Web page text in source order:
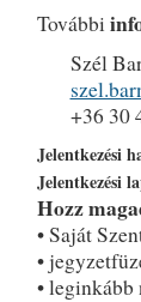
További
Szél
+36 30
Jelentkezési
Jelentkezési
Hozz
• Saját
•
•